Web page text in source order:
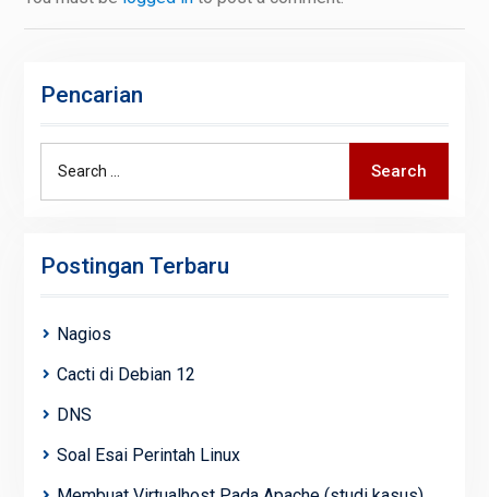
Pencarian
Search
Postingan Terbaru
Nagios
Cacti di Debian 12
DNS
Soal Esai Perintah Linux